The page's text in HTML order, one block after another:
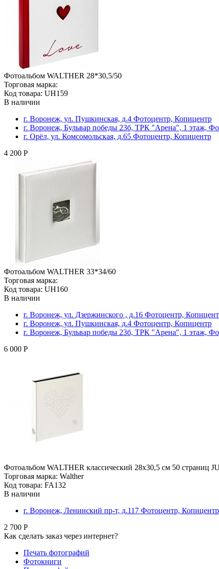
Фотоальбом WALTHER 28*30,5/50
Торговая марка:
Код товара: UH159
В наличии
г. Воронеж, ул. Пушкинская, д.4 Фотоцентр, Копицентр
г. Воронеж, Бульвар победы 23б, ТРК "Арена", 1 этаж,
г. Орёл, ул. Комсомольская, д.65 Фотоцентр, Копицентр
4 200 Р
Фотоальбом WALTHER 33*34/60
Торговая марка:
Код товара: UH160
В наличии
г. Воронеж, ул. Дзержинского , д.16 Фотоцентр,
г. Воронеж, ул. Пушкинская, д.4 Фотоцентр, Копицентр
г. Воронеж, Бульвар победы 23б, ТРК "Арена", 1 этаж,
6 000 Р
Фотоальбом WALTHER классический 28x30,5 см 50 страниц
Торговая марка: Walther
Код товара: FA132
В наличии
г. Воронеж, Ленинский пр-т, д.117 Фотоцентр, Копицентр
2 700 Р
Как сделать заказ через интернет?
Печать фотографий
Фотокниги